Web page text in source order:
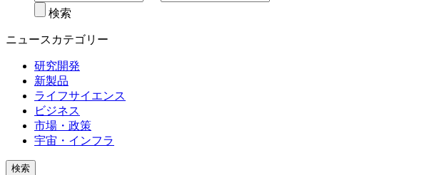
検索
ニュースカテゴリー
研究開発
新製品
ライフサイエンス
ビジネス
市場・政策
宇宙・インフラ
検索